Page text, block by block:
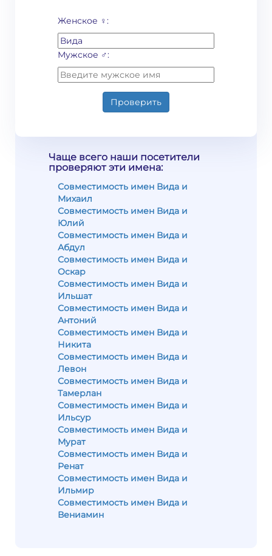
Женское ♀:
Мужское ♂:
Проверить
Чаще всего наши посетители
проверяют эти имена:
Совместимость имен Вида и
Михаил
Совместимость имен Вида и
Юлий
Совместимость имен Вида и
Абдул
Совместимость имен Вида и
Оскар
Совместимость имен Вида и
Ильшат
Совместимость имен Вида и
Антоний
Совместимость имен Вида и
Никита
Совместимость имен Вида и
Левон
Совместимость имен Вида и
Тамерлан
Совместимость имен Вида и
Ильсур
Совместимость имен Вида и
Мурат
Совместимость имен Вида и
Ренат
Совместимость имен Вида и
Ильмир
Совместимость имен Вида и
Вениамин